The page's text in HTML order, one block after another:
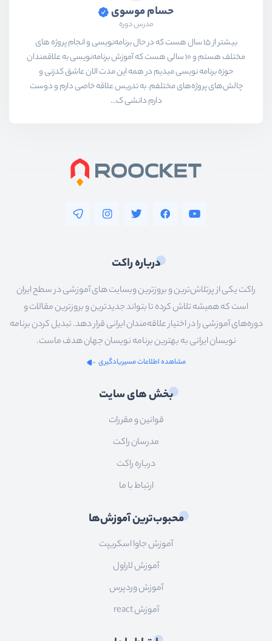
حسام موسوی
مدرس دوره
بیشتر از ۱۵ سال هست که در حال برنامه‌نویسی و انجام پروژه های
مختلف هستم و ۱۰ سالی هست که آموزش برنامه‌نویسی به علاقمندان
حوزه برنامه نویسی میدیم در همه این مدت الان عاشق کدزنی و
چالش‌های پروژه‌های مختلفم. به تدریس علاقه خاصی دارم و دوست
دارم دانشی ک...
درباره راکت
راکت یکی از پرتلاش‌ترین و بروزترین وبسایت های آموزشی در سطح ایران
است که همیشه تلاش کرده تا بتواند جدیدترین و بروزترین مقالات و
دوره‌های آموزشی را در اختیار علاقه‌مندان ایرانی قرار دهد. تبدیل کردن برنامه
نویسان ایرانی به بهترین برنامه نویسان جهان هدف ماست.
مشاهده اطلاعات مسیریادگیری
بخش های سایت
قوانین و مقررات
مدرسان راکت
درباره راکت
ارتباط با ما
محبوب‌ترین آموزش‌ها
آموزش جاوا اسکریپت
آموزش لاراول
آموزش وردپرس
آموزش react